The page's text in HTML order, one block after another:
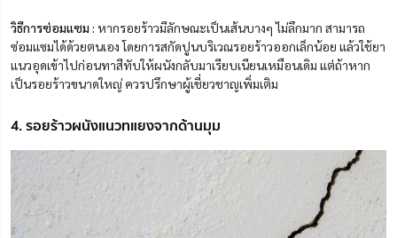
วิธีการซ่อมแซม : หากรอยร้าวมีลักษณะเป็นเส้นบางๆ ไม่ลึกมาก สามารถ
ซ่อมแซมได้ด้วยตนเอง โดยการสกัดปูนบริเวณรอยร้าวออกเล็กน้อย แล้วใช้ยา
แนวอุดเข้าไปก่อนทาสีทับให้ผนังกลับมาเรียบเนียนเหมือนเดิม แต่ถ้าหาก
เป็นรอยร้าวขนาดใหญ่ ควรปรึกษาผู้เชี่ยวชาญเพิ่มเติม
4. รอยร้าวผนังแนวทแยงจากด้านมุม